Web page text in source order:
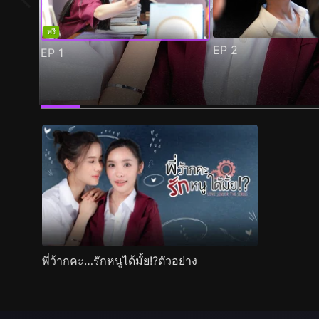
ฟรี
EP 1 EP 2
ภาพนิ่ง เนื้อหาที่แนะนำ รายละเอียด
พี่ว้ากคะ…รักหนูได้มั้ย!?ตัวอย่าง